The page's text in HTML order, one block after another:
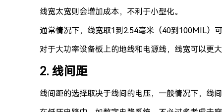
线宽太宽则会增加成本，不利于小型化。
通常情况下，线宽取1到2.54毫米（40到100MIL）
对于大功率设备板上的地线和电源线，线宽可以更
2. 线间距
线间距的选择取决于线间的电压，一般情况下，线